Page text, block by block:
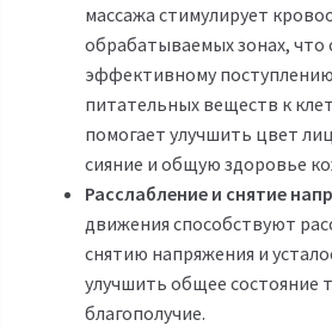
массажа стимулирует
обрабатываемых зонах, что
эффективному
питательных веществ к
помогает улучшить цвет
сияние и общую здоровье
Расслабление и снятие
движения способствуют
снятию напряжения и
улучшить общее состояние
благополучие.